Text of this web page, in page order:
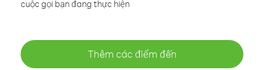
cuộc gọi bạn đang thực hiện
Thêm các điểm đến